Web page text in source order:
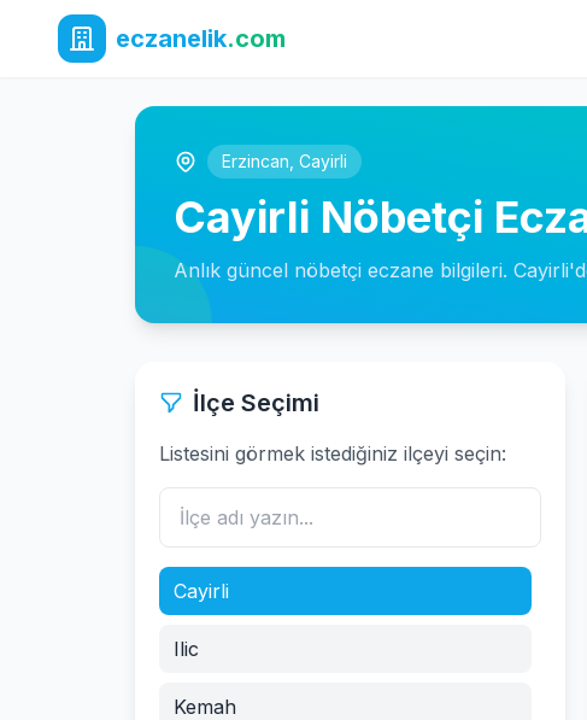
eczanelik.com
Erzincan Cayirli
Cayirli Nöbetçi
Anlık güncel nöbetçi eczane bilgileri.
İlçe Seçimi
Listesini görmek istediğiniz ilçeyi seçin:
Cayirli
Ilic
Kemah